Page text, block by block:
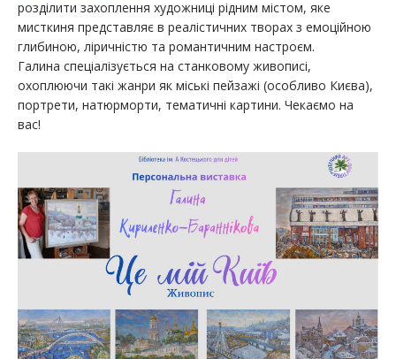
розділити захоплення художниці рідним містом, яке
мисткиня представляє в реалістичних творах з емоційною
глибиною, ліричністю та романтичним настроєм.
Галина спеціалізується на станковому живописі,
охоплюючи такі жанри як міські пейзажі (особливо Києва),
портрети, натюрморти, тематичні картини. Чекаємо на
вас!